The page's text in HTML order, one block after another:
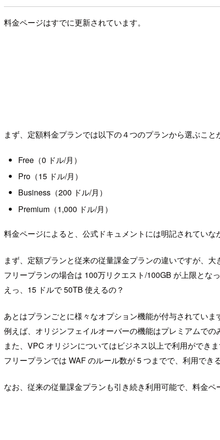
料金ページはすでに更新されています。
まず、定額料金プランでは以下の４つのプランから選ぶこと
Free（0 ドル/月）
Pro（15 ドル/月）
Business（200 ドル/月）
Premium（1,000 ドル/月）
料金ページによると、公式ドキュメントには明記されてい
まず、定額プランと従来の従量課金プランの違いですが、
フリープランの場合は 100万リクエスト/100GB が上限とな
えっ、15 ドルで 50TB 使えるの？
あとはプランごとに様々なオプション機能が付与されていま
例えば、オリジンフェイルオーバーの機能はプレミアムでの
また、VPC オリジンについてはビジネス以上で利用ができ
フリープランでは WAF のルール数が 5 つまでで、利用で
なお、従来の従量課金プランも引き続き利用可能で、料金